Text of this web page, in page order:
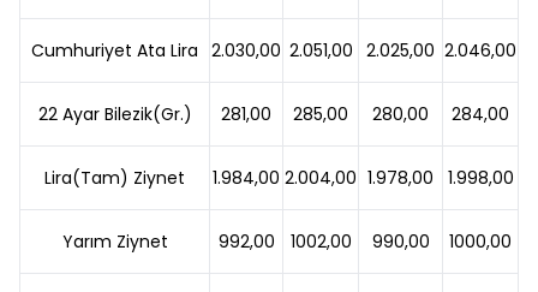
Cumhuriyet Ata Lira 2.030,00 2.051,00 2.025,00 2.046,00
22 Ayar Bilezik(Gr.) 281,00 285,00 280,00 284,00
Lira(Tam) Ziynet 1.984,00 2.004,00 1.978,00 1.998,00
Yarım Ziynet 992,00 1002,00 990,00 1000,00